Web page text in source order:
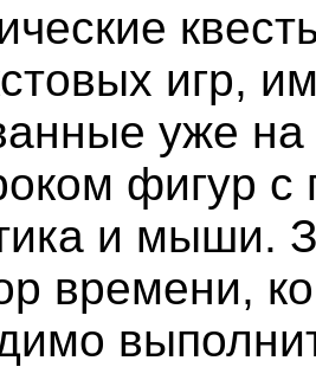
игр,
уже
фигур
и мыши.
времени,